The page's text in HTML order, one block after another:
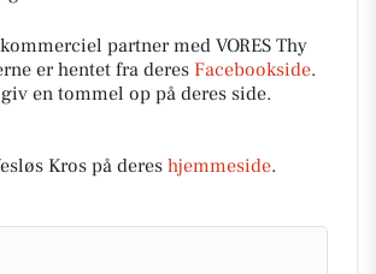
partner med VORES Thy
er hentet fra deres Facebookside.
en tommel op på deres side.
Kros på deres hjemmeside.